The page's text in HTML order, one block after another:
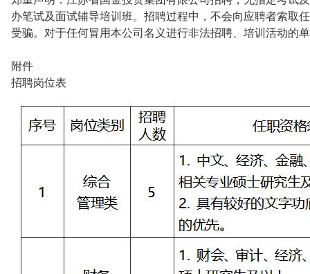
办笔试及面试辅导培训班。招聘过程中，不会向应聘者索取
受骗。对于任何冒用本公司名义进行非法招聘、培训活动的
附件
招聘岗位表